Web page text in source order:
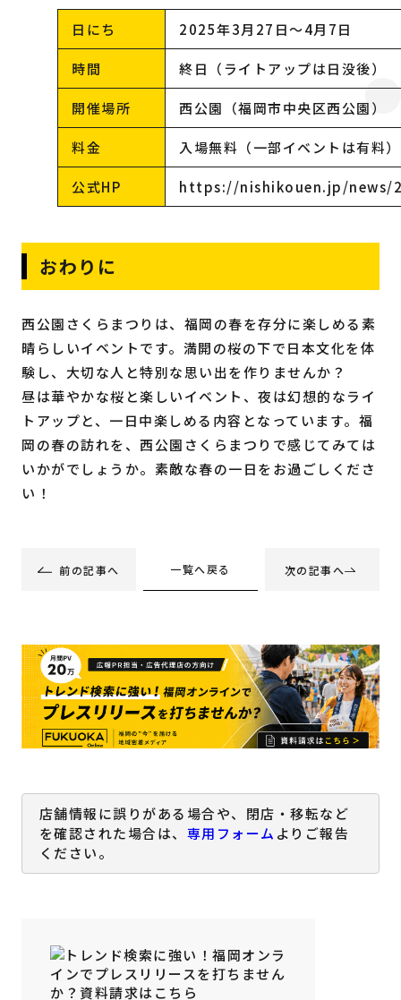
日にち 2025年3月27日～4月7日
時間 終日（ライトアップは日没後）
開催場所 西公園（福岡市中央区西公園）
料金 入場無料（一部イベントは有料）
公式HP https://nishikouen.jp/news/
おわりに
西公園さくらまつりは、福岡の春を存分に楽しめる素
晴らしいイベントです。満開の桜の下で日本文化を体
験し、大切な人と特別な思い出を作りませんか？
昼は華やかな桜と楽しいイベント、夜は幻想的なライ
トアップと、一日中楽しめる内容となっています。福
岡の春の訪れを、西公園さくらまつりで感じてみては
いかがでしょうか。素敵な春の一日をお過ごしくださ
い！
前の記事へ 一覧へ戻る 次の記事へ
店舗情報に誤りがある場合や、閉店・移転など
を確認された場合は、 専用フォーム よりご報告
ください。